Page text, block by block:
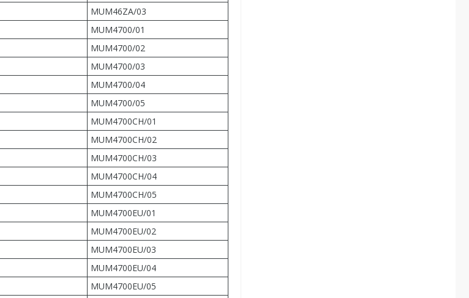
MUM46ZA/03
MUM4700/01
MUM4700/02
MUM4700/03
MUM4700/04
MUM4700/05
MUM4700CH/01
MUM4700CH/02
MUM4700CH/03
MUM4700CH/04
MUM4700CH/05
MUM4700EU/01
MUM4700EU/02
MUM4700EU/03
MUM4700EU/04
MUM4700EU/05